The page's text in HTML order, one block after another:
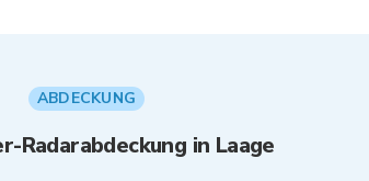
ABDECKUNG
Radarabdeckung in Laage